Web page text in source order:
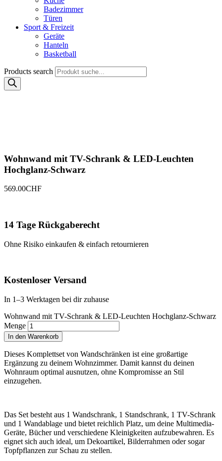
Badezimmer
Türen
Sport & Freizeit
Geräte
Hanteln
Basketball
Products search
Wohnwand mit TV-Schrank & LED-Leuchten
Hochglanz-Schwarz
569.00CHF
14 Tage Rückgaberecht
Ohne Risiko einkaufen & einfach retournieren
Kostenloser Versand
In 1–3 Werktagen bei dir zuhause
Wohnwand mit TV-Schrank & LED-Leuchten Hochglanz-Schwarz
Menge
In den Warenkorb
Dieses Komplettset von Wandschränken ist eine großartige
Ergänzung zu deinem Wohnzimmer. Damit kannst du deinen
Wohnraum optimal ausnutzen, ohne Kompromisse an Stil
einzugehen.
Das Set besteht aus 1 Wandschrank, 1 Standschrank, 1 TV-Schrank
und 1 Wandablage und bietet reichlich Platz, um deine Multimedia-
Geräte, Bücher und verschiedene Kleinigkeiten aufzubewahren. Es
eignet sich auch ideal, um Dekoartikel, Bilderrahmen oder sogar
Topfpflanzen zur Schau zu stellen.